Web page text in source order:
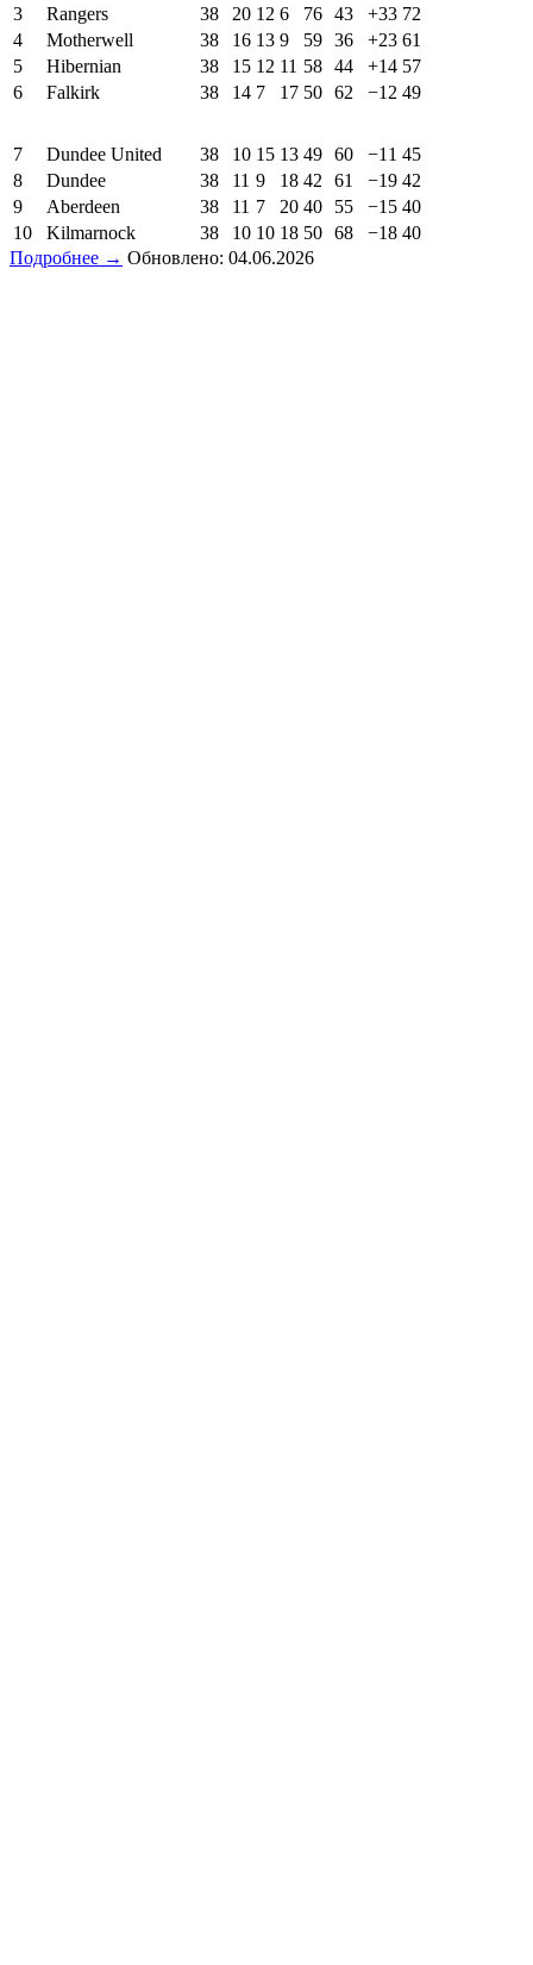
3
Rangers 38 20 12 6 76 43 +33 72
4
Motherwell 38 16 13 9 59 36 +23 61
5
Hibernian 38 15 12 11 58 44 +14 57
6
Falkirk 38 14 7 17 50 62 −12 49
7 Dundee United 38 10 15 13 49 60 −11 45
8
Dundee 38 11 9 18 42 61 −19 42
9
Aberdeen 38 11 7 20 40 55 −15 40
10
Kilmarnock 38 10 10 18 50 68 −18 40
Подробнее → Обновлено: 04.06.2026